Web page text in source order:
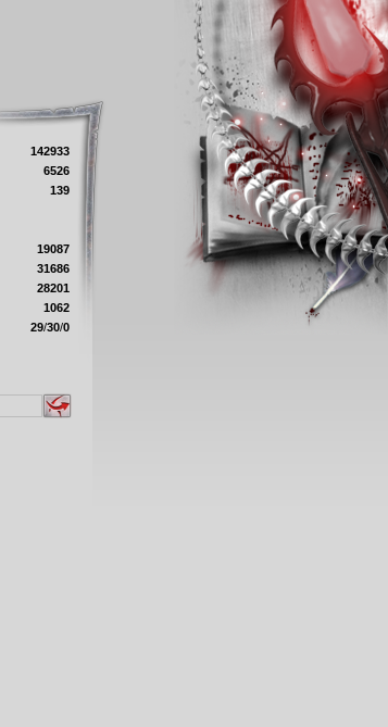
142933
6526
139
19087
31686
28201
1062
29/30/0